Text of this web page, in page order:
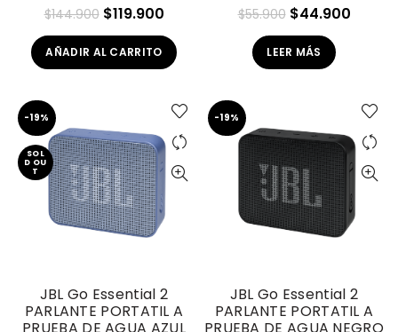
$144.900 El
precio
original
$144.900.
$119.900El
precio
actual
$119.900.
AÑADIR AL CARRITO
$55.900 El
precio
original
$44.900El
LEER MÁS
-19%
SOL
D OU
T
JBL Go Essential 2
PARLANTE PORTATIL A
-19%
JBL Go Essential 2
PARLANTE PORTATIL A